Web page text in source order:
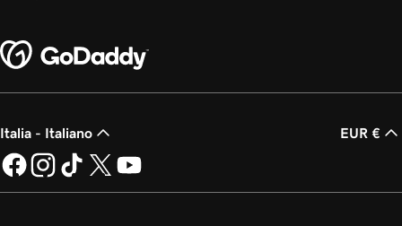
Italia - Italiano EUR €